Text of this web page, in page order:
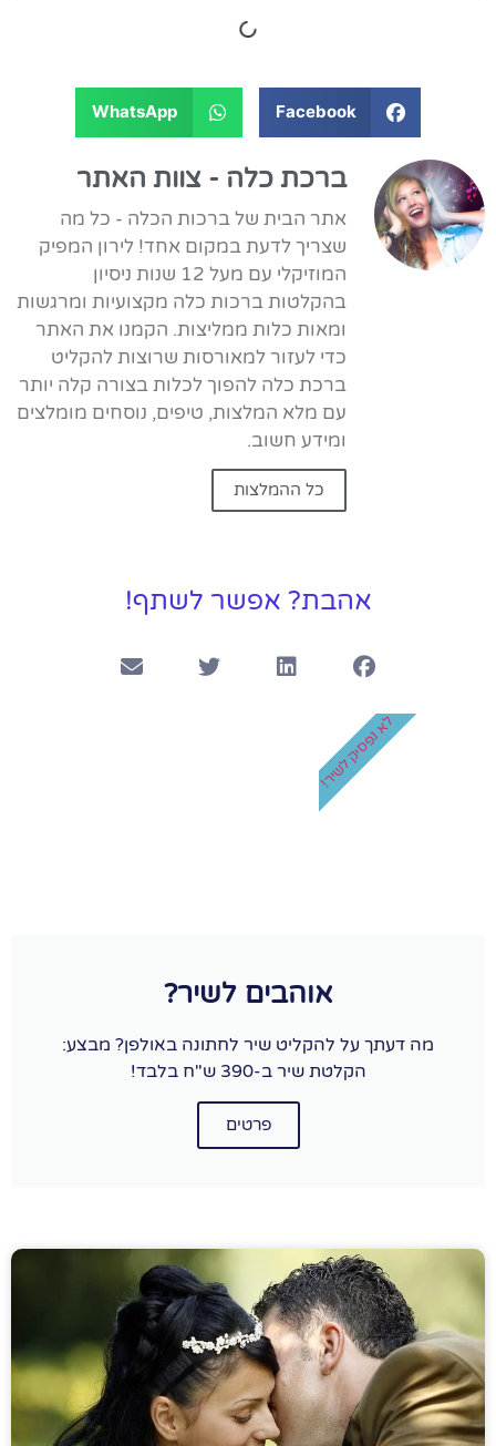
Facebook
WhatsApp
ברכת כלה - צוות האתר
אתר הבית של ברכות הכלה - כל מה
שצריך לדעת במקום אחד! לירון המפיק
המוזיקלי עם מעל 12 שנות ניסיון
בהקלטות ברכות כלה מקצועיות ומרגשות
ומאות כלות ממליצות. הקמנו את האתר
כדי לעזור למאורסות שרוצות להקליט
ברכת כלה להפוך לכלות בצורה קלה יותר
עם מלא המלצות, טיפים, נוסחים מומלצים
ומידע חשוב.
כל ההמלצות
אהבת? אפשר לשתף!
אוהבים לשיר?
מה דעתך על להקליט שיר לחתונה באולפן? מבצע:
הקלטת שיר ב-390 ש"ח בלבד!
פרטים
לא נפסיק לשיר!